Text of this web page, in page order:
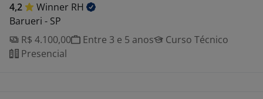
4,2 Winner RH
Barueri - SP
R$ 4.100,00
Entre 3 e 5 anos
Curso Técnico
Presencial